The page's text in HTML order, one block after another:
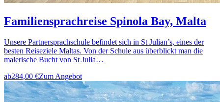
Familiensprachreise Spinola Bay, Malta
Unsere Partnersprachschule befindet sich in St Julian’s, eines der
besten Reiseziele Maltas. Von der Schule aus überblickt man die
malerische Bucht von St Julia…
ab284,00 €Zum Angebot